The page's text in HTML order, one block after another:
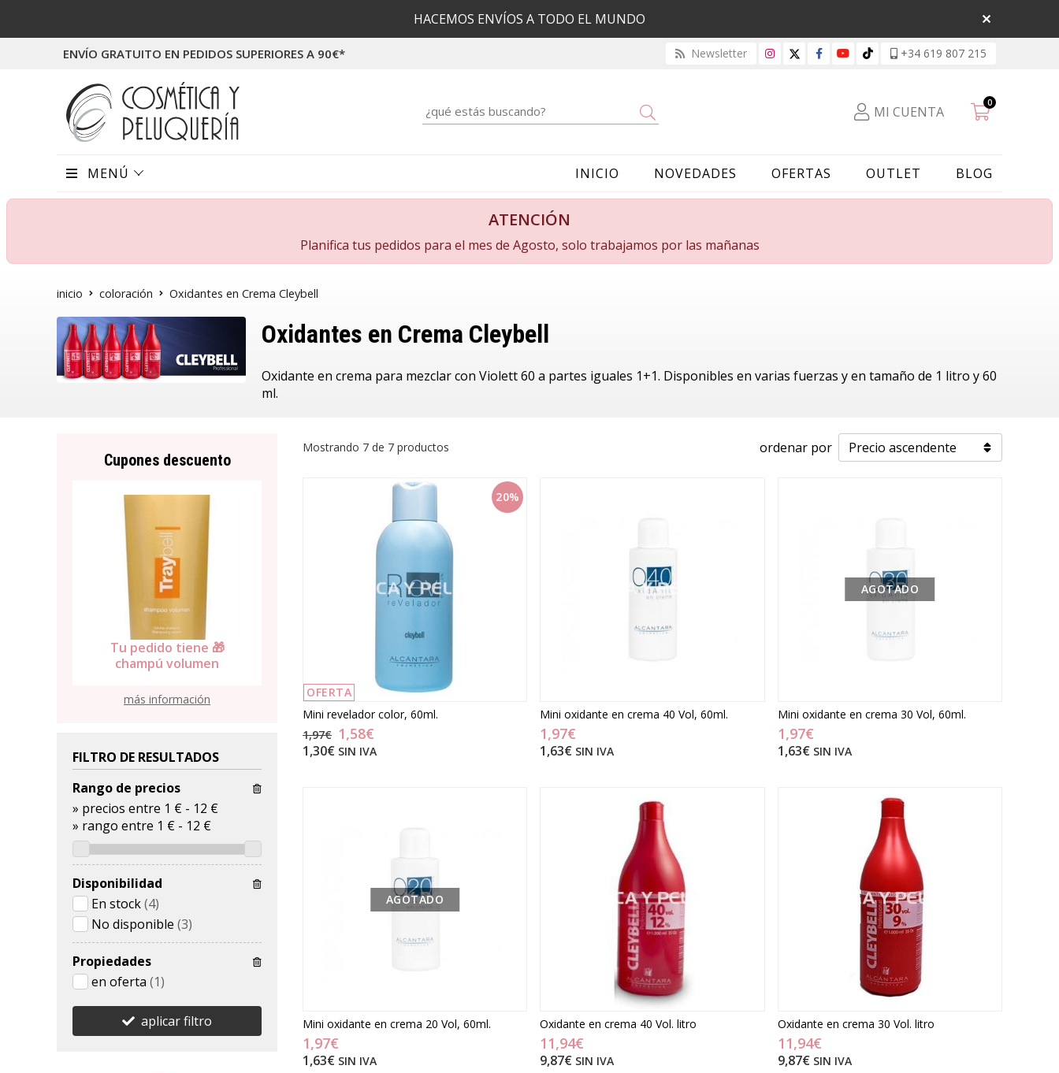
HACEMOS ENVÍOS A TODO EL MUNDO
ENVÍO GRATUITO EN PEDIDOS SUPERIORES A 90€* Newsletter +34 619 807 215
MI CUENTA
0
MENÚ INICIO NOVEDADES OFERTAS OUTLET BLOG
ATENCIÓN
Planifica tus pedidos para el mes de Agosto, solo trabajamos por las mañanas
inicio coloración Oxidantes en Crema Cleybell
Oxidantes en Crema Cleybell
Oxidante en crema para mezclar con Violett 60 a partes iguales 1+1. Disponibles en varias fuerzas y en tamaño de 1 litro y 60
ml.
Mostrando 7 de 7 productos ordenar por
20%
OFERTA
Mini revelador color, 60ml.
1,97€ 1,58€
1,30€ SIN IVA
Mini oxidante en crema 40 Vol, 60ml.
1,97€
1,63€ SIN IVA
AGOTADO
Mini oxidante en crema 30 Vol, 60ml.
1,97€
1,63€ SIN IVA
AGOTADO
Mini oxidante en crema 20 Vol, 60ml.
1,97€
1,63€ SIN IVA
Oxidante en crema 40 Vol. litro
11,94€
9,87€ SIN IVA
Oxidante en crema 30 Vol. litro
11,94€
9,87€ SIN IVA
Cupones descuento
Tu pedido tiene 🎁
ampollas caída Violett-
10
Tu pedido tiene 🎁
toalla roja 100%
más información
FILTRO DE RESULTADOS
Rango de precios
» precios entre 1 € - 12 €
» rango entre 1 € - 12 €
Disponibilidad
En stock(4)
No disponible (3)
Propiedades
en oferta (1)
aplicar filtro